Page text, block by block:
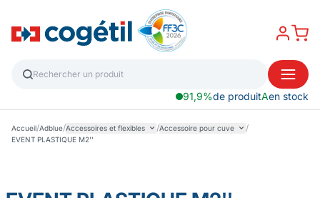
91,9%de produitAen stock
Accueil/Adblue/Accessoires et flexibles /Accessoire pour cuve /
EVENT PLASTIQUE M2''